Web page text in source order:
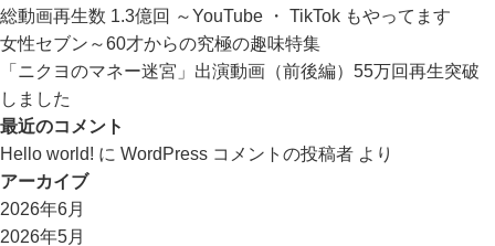
総動画再生数 1.3億回 ～YouTube ・ TikTok もやってます
女性セブン～60才からの究極の趣味特集
「ニクヨのマネー迷宮」出演動画（前後編）55万回再生突破
しました
最近のコメント
Hello world! に WordPress コメントの投稿者 より
アーカイブ
2026年6月
2026年5月